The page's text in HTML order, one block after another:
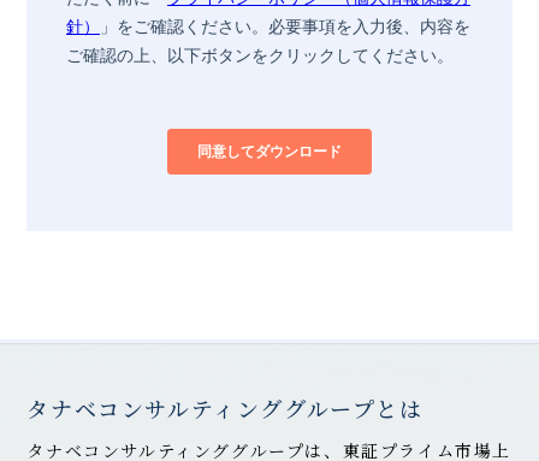
タナベコンサルティンググループとは
タナベコンサルティンググループは、東証プライム市場上